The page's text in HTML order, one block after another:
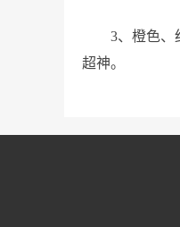
3、橙色、
超神。